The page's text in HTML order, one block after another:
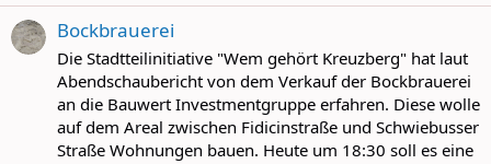
Bockbrauerei
Die Stadtteilinitiative "Wem gehört Kreuzberg" hat laut
Abendschaubericht von dem Verkauf der Bockbrauerei
an die Bauwert Investmentgruppe erfahren. Diese wolle
auf dem Areal zwischen Fidicinstraße und Schwiebusser
Straße Wohnungen bauen. Heute um 18:30 soll es eine